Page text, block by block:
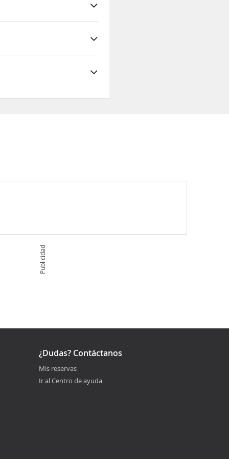
Publicidad
¿Dudas? Contáctanos
Mis reservas
Ir al Centro de ayuda